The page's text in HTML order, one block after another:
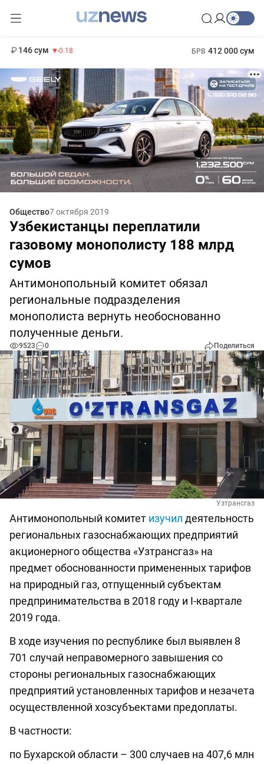
146 сум -0.18 БРВ 412 000 сум
Общество7 октября 2019
Узбекистанцы переплатили
газовому монополисту 188 млрд
сумов
Антимонопольный комитет обязал
региональные подразделения
монополиста вернуть необоснованно
полученные деньги.
9523 0 Поделиться
Узтрансгаз
Антимонопольный комитет изучил деятельность
региональных газоснабжающих предприятий
акционерного общества «Узтрансгаз» на
предмет обоснованности примененных тарифов
на природный газ, отпущенный субъектам
предпринимательства в 2018 году и I-квартале
2019 года.
В ходе изучения по республике был выявлен 8
701 случай неправомерного завышения со
стороны региональных газоснабжающих
предприятий установленных тарифов и незачета
осуществленной хозсубъектами предоплаты.
В частности:
по Бухарской области – 300 случаев на 407,6 млн